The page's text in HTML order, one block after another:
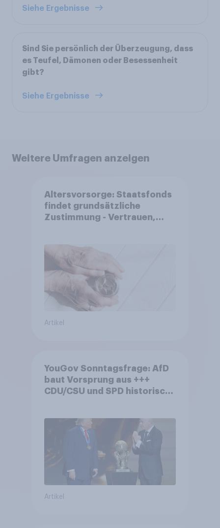
Siehe Ergebnisse
Sind Sie persönlich der Überzeugung, dass
es Teufel, Dämonen oder Besessenheit
gibt?
Siehe Ergebnisse
Weitere Umfragen anzeigen
Altersvorsorge: Staatsfonds
findet grundsätzliche
Zustimmung - Vertrauen,
Akzeptanz
Artikel
YouGov Sonntagsfrage: AfD
baut Vorsprung aus +++
CDU/CSU und SPD historisch
Fußball-WM ohne Politik
Artikel